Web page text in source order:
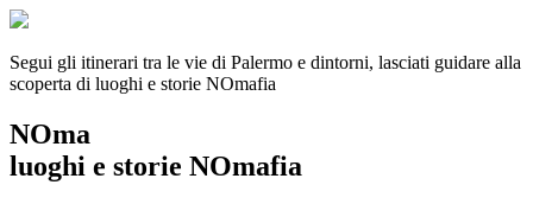
Segui gli itinerari tra le vie di Palermo e dintorni, lasciati guidare alla
scoperta di luoghi e storie NOmafia
NOma
luoghi e storie NOmafia